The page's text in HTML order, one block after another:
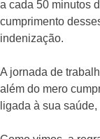
a cada 50 minutos
cumprimento
indenização.
A jornada de
além do mero
ligada à sua